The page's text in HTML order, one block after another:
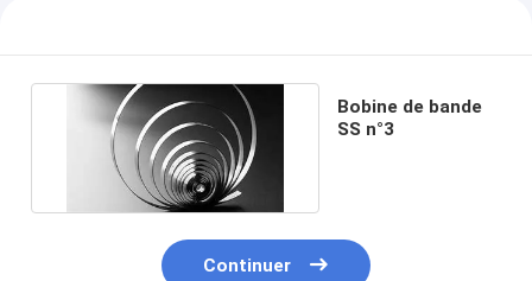
Bobine de bande
SS n°3
Continuer